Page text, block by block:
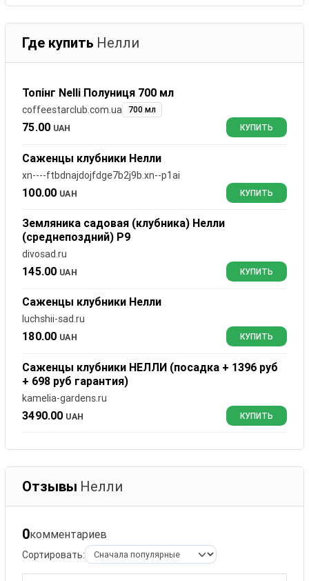
Где купить Нелли
Топінг Nelli Полуниця 700 мл
coffeestarclub.com.ua 700 мл
75.00 UAH КУПИТЬ
Саженцы клубники Нелли
xn----ftbdnajdojfdge7b2j9b.xn--p1ai
100.00 UAH КУПИТЬ
Земляника садовая (клубника) Нелли
(среднепоздний) Р9
divosad.ru
145.00 UAH КУПИТЬ
Саженцы клубники Нелли
luchshii-sad.ru
180.00 UAH КУПИТЬ
Саженцы клубники НЕЛЛИ (посадка + 1396 руб
+ 698 руб гарантия)
kamelia-gardens.ru
3490.00 UAH КУПИТЬ
Отзывы Нелли
0комментариев
Сортировать: